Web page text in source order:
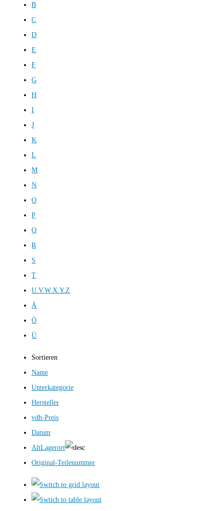
B
C
D
E
F
G
H
I
J
K
L
M
N
O
P
Q
R
S
T
U.V.W.X.Y.Z
Ä
Ö
Ü
Sortieren
Name
Unterkategorie
Hersteller
vdh-Preis
Datum
AltLagerort
Original-Teilenummer